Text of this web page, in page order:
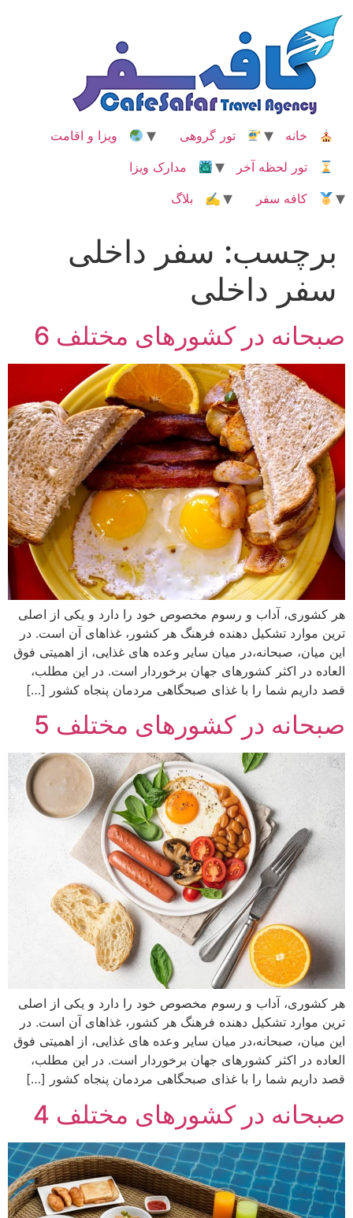
محتوا
خانه تور گروهی
ویزا و اقامت
تور لحظه آخر
مدارک ویزا
کافه سفر
✍ بلاگ
برچسب: سفر داخلی
سفر داخلی
صبحانه در کشورهای مختلف 6
هر کشوری، آداب و رسوم مخصوص خود را دارد و یکی از اصلی
ترین موارد تشکیل دهنده فرهنگ هر کشور، غذاهای آن است. در
این میان، صبحانه،‌در میان سایر وعده های غذایی، از اهمیتی فوق
العاده در اکثر کشورهای جهان برخوردار است. در این مطلب،
قصد داریم شما را با غذای صبحگاهی مردمان پنجاه کشور […]
صبحانه در کشورهای مختلف 5
هر کشوری، آداب و رسوم مخصوص خود را دارد و یکی از اصلی
ترین موارد تشکیل دهنده فرهنگ هر کشور، غذاهای آن است. در
این میان، صبحانه،‌در میان سایر وعده های غذایی، از اهمیتی فوق
العاده در اکثر کشورهای جهان برخوردار است. در این مطلب،
قصد داریم شما را با غذای صبحگاهی مردمان پنجاه کشور […]
صبحانه در کشورهای مختلف 4